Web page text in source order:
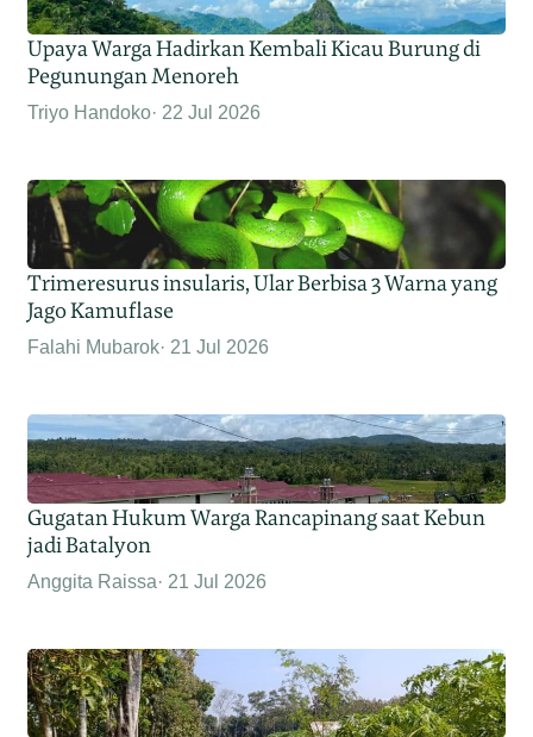
Upaya Warga Hadirkan Kembali Kicau Burung di
Pegunungan Menoreh
Triyo Handoko 22 Jul 2026
Trimeresurus insularis, Ular Berbisa 3 Warna yang
Jago Kamuflase
Falahi Mubarok 21 Jul 2026
Gugatan Hukum Warga Rancapinang saat Kebun
jadi Batalyon
Anggita Raissa 21 Jul 2026